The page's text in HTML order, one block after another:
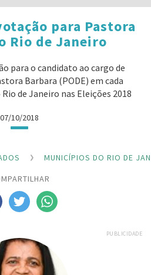
para Pastora
Rio de Janeiro
para o candidato ao cargo de
Barbara (PODE) em cada
de Janeiro nas Eleições 2018
07/10/2018
MUNICÍPIOS DO RIO DE
PUBLICIDADE